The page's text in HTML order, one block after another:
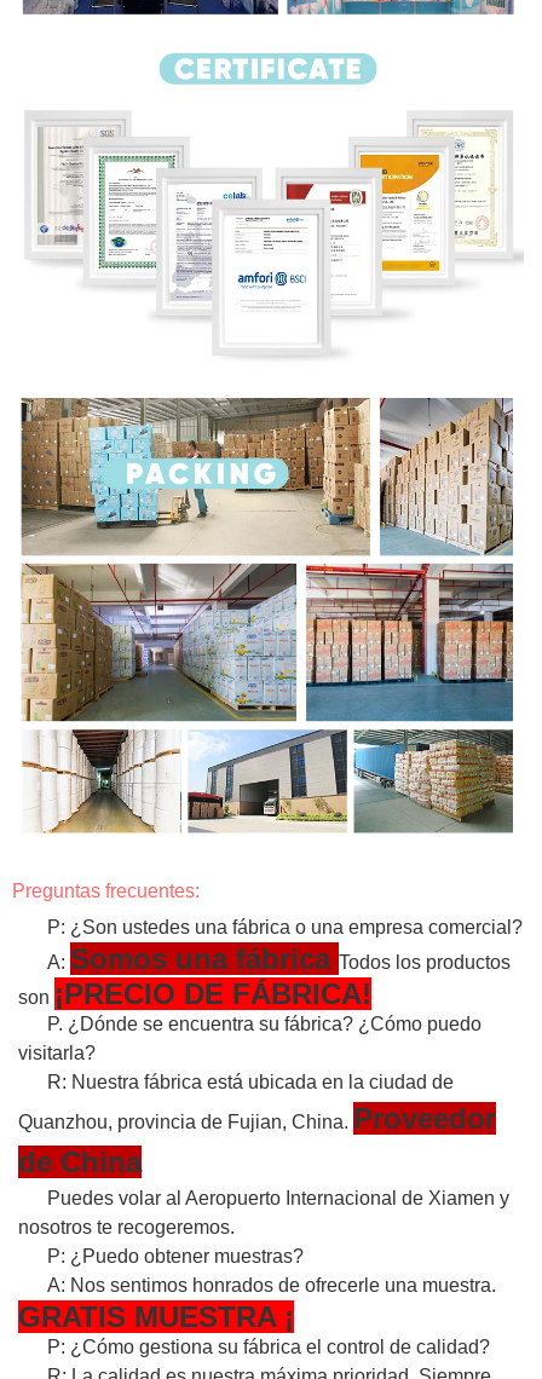
Preguntas frecuentes:
P: ¿Son ustedes una fábrica o una empresa comercial?
A: Somos una fábrica Todos los productos
son ¡PRECIO DE FÁBRICA!
P. ¿Dónde se encuentra su fábrica? ¿Cómo puedo
visitarla?
R: Nuestra fábrica está ubicada en la ciudad de
Quanzhou, provincia de Fujian, China. Proveedor
de China
Puedes volar al Aeropuerto Internacional de Xiamen y
nosotros te recogeremos.
P: ¿Puedo obtener muestras?
A: Nos sentimos honrados de ofrecerle una muestra.
GRATIS MUESTRA ¡
P: ¿Cómo gestiona su fábrica el control de calidad?